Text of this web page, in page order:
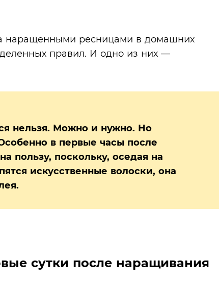
наращенными ресницами в домашних
правил. И одно из них —
нельзя. Можно и нужно. Но
в первые часы после
пользу, поскольку, оседая на
искусственные волоски, она
сутки после наращивания